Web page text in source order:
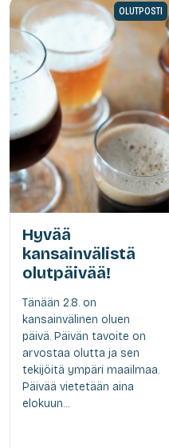
OLUTPOSTI
Hyvää
kansainvälistä
olutpäivää!
Tänään 2.8. on
kansainvälinen oluen
päivä. Päivän tavoite on
arvostaa olutta ja sen
tekijöitä ympäri maailmaa.
Päivää vietetään aina
elokuun...